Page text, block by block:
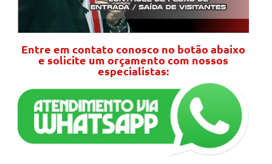
Entre em contato conosco no botão abaixo
e solicite um orçamento com nossos
especialistas: